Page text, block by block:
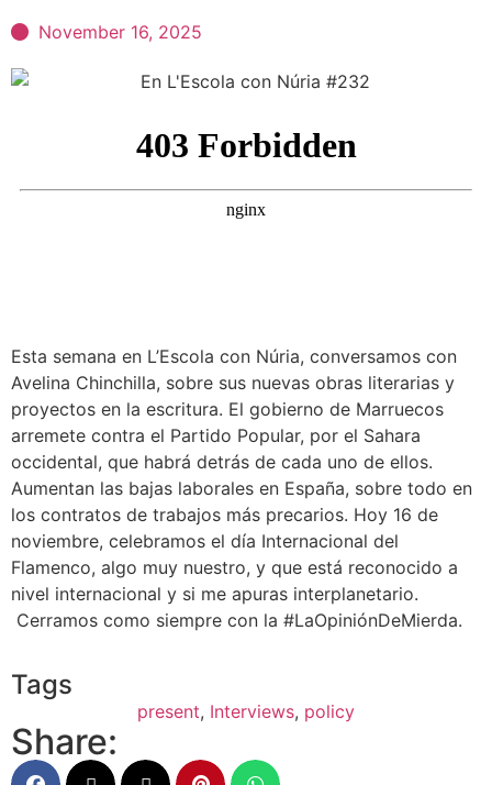
November 16, 2025
Esta semana en L’Escola con Núria, conversamos con
Avelina Chinchilla, sobre sus nuevas obras literarias y
proyectos en la escritura. El gobierno de Marruecos
arremete contra el Partido Popular, por el Sahara
occidental, que habrá detrás de cada uno de ellos.
Aumentan las bajas laborales en España, sobre todo en
los contratos de trabajos más precarios. Hoy 16 de
noviembre, celebramos el día Internacional del
Flamenco, algo muy nuestro, y que está reconocido a
nivel internacional y si me apuras interplanetario.
Cerramos como siempre con la #LaOpiniónDeMierda.
Tags
present, Interviews, policy
Share: